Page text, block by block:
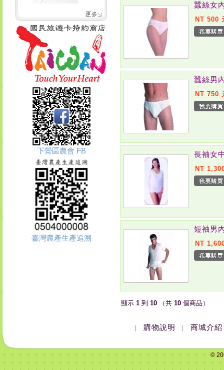
下營區農會 FB
臺灣農產生產追溯
蠶絲女
NT 500
蠶絲男
NT 750
長袖女
NT
短袖男
NT
顯示 1 到 10 （共 10 個商品）
購物說明 商城介紹
©